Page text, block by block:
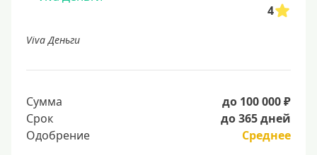
4
Viva Деньги
Сумма
до 100 000 ₽
Срок
до 365 дней
Одобрение
Среднее